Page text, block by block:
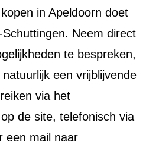
in Apeldoorn doet
Neem direct
te bespreken,
een vrijblijvende
via het
de site, telefonisch via
een mail naar